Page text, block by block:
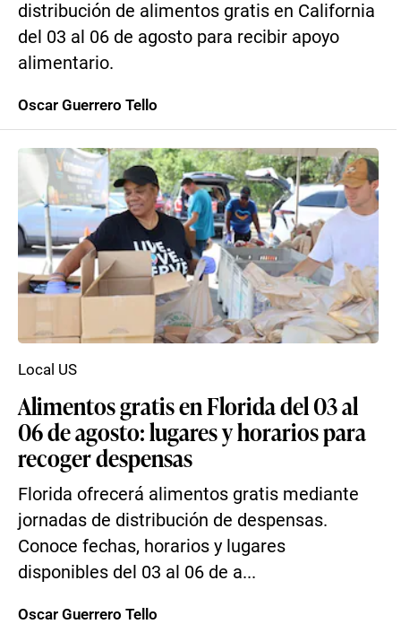
distribución de alimentos gratis en California
del 03 al 06 de agosto para recibir apoyo
alimentario.
Oscar Guerrero Tello
Alimentos gratis en Florida del 03 al
06 de agosto: lugares y horarios para
recoger despensas
Florida ofrecerá alimentos gratis mediante
jornadas de distribución de despensas.
Conoce fechas, horarios y lugares
disponibles del 03 al 06 de a...
Local US
Oscar Guerrero Tello